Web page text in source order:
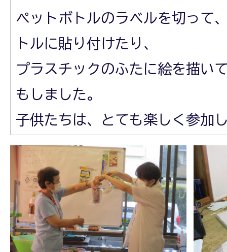
ペットボトルのラベルを切って
トルに貼り付けたり、
プラスチックのふたに絵を描い
もしました。
子供たちは、とても楽しく参加